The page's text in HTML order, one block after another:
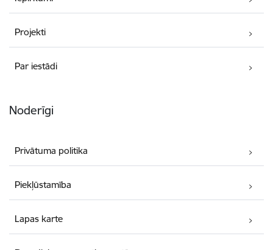
Projekti
Par iestādi
Noderīgi
Privātuma politika
Piekļūstamība
Lapas karte